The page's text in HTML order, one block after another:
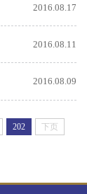
2016.08.17
2016.08.11
2016.08.09
202 下页